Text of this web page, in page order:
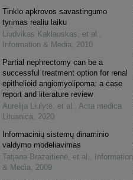
Tinklo apkrovos savastingumo
tyrimas realiu laiku
Liudvikas Kaklauskas, et al. ,
Information & Media, 2010
Partial nephrectomy can be a
successful treatment option for renal
epithelioid angiomyolipoma: a case
report and literature review
Aurelija Liulytė, et al. , Acta medica
Lituanica, 2020
Informacinių sistemų dinaminio
valdymo modeliavimas
Tatjana Brazaitienė, et al. ,
Information
& Media, 2009